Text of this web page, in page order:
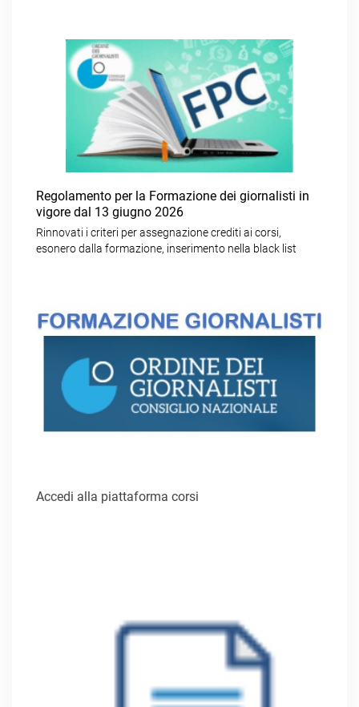
Regolamento per la Formazione dei giornalisti in
vigore dal 13 giugno 2026
Rinnovati i criteri per assegnazione crediti ai corsi,
esonero dalla formazione, inserimento nella black list
Accedi alla piattaforma corsi